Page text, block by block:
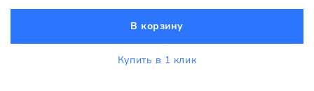
В корзину
Купить в 1 клик